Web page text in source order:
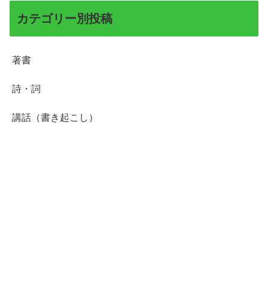
カテゴリー別投稿
著書
詩・詞
講話（書き起こし）